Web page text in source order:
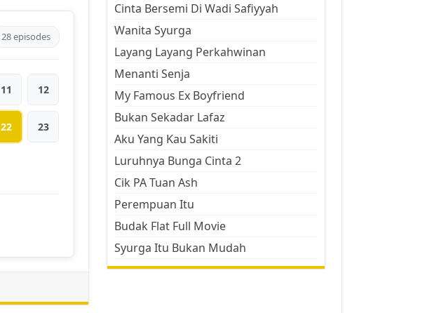
28 episodes
11 12
22 23
Cinta Bersemi Di Wadi Safiyyah
Wanita Syurga
Layang Layang Perkahwinan
Menanti Senja
My Famous Ex Boyfriend
Bukan Sekadar Lafaz
Aku Yang Kau Sakiti
Luruhnya Bunga Cinta 2
Cik PA Tuan Ash
Perempuan Itu
Budak Flat Full Movie
Syurga Itu Bukan Mudah